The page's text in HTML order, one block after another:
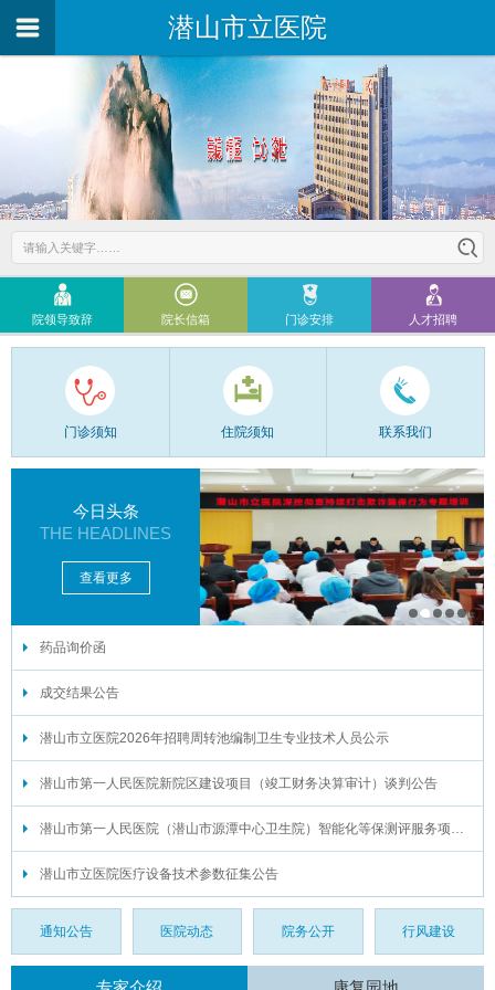
潜山市立医院
院领导致辞 院长信箱 门诊安排 人才招聘
门诊须知 住院须知 联系我们
今日头条
THE HEADLINES
查看更多
药品询价函
成交结果公告
潜山市立医院2026年招聘周转池编制卫生专业技术人员公示
潜山市第一人民医院新院区建设项目（竣工财务决算审计）谈判公告
潜山市第一人民医院（潜山市源潭中心卫生院）智能化等保测评服务项目谈判公告
潜山市立医院医疗设备技术参数征集公告
通知公告 医院动态 院务公开 行风建设